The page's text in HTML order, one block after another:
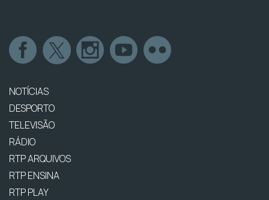
NOTÍCIAS
DESPORTO
TELEVISÃO
RÁDIO
RTP ARQUIVOS
RTP ENSINA
RTP PLAY